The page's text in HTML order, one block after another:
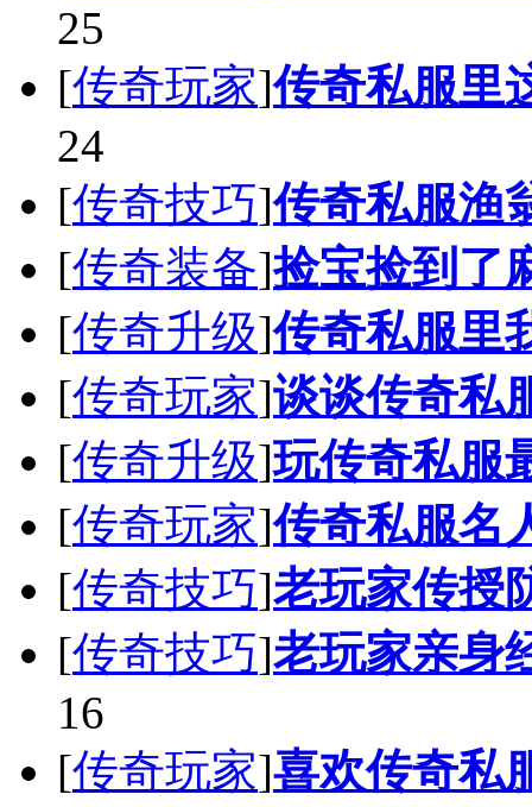
25
[传奇玩家]传奇私服里
24
[传奇技巧]传奇私服渔
[传奇装备]捡宝捡到了
[传奇升级]传奇私服里
[传奇玩家]谈谈传奇私
[传奇升级]玩传奇私服
[传奇玩家]传奇私服名
[传奇技巧]老玩家传授
[传奇技巧]老玩家亲身
16
[传奇玩家]喜欢传奇私